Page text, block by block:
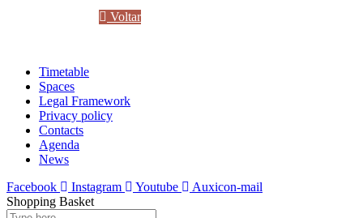
Voltar
Timetable
Spaces
Legal Framework
Privacy policy
Contacts
Agenda
News
Facebook
Instagram Youtube
Auxicon-mail
Shopping Basket